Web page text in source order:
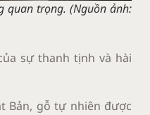
quan trọng. (Nguồn ảnh:
sự thanh tịnh và hài
Bản, gỗ tự nhiên được